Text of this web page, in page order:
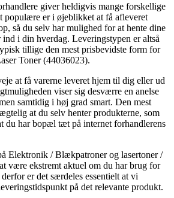
giver heldigvis mange forskellige
populære er i øjeblikket at få afleveret
så du selv har mulighed for at hente dine
ind i din hverdag. Leveringstypen er altså
tillige den mest prisbevidste form for
Toner (44036023).
at få varerne leveret hjem til dig eller ud
viser sig desværre en anelse
samtidig i høj grad smart. Den mest
at du selv henter produkterne, som
du har bopæl tæt på internet forhandlerens
Elektronik / Blækpatroner og lasertoner /
være ekstremt aktuel om du har brug for
er det særdeles essentielt at vi
på det relevante produkt.